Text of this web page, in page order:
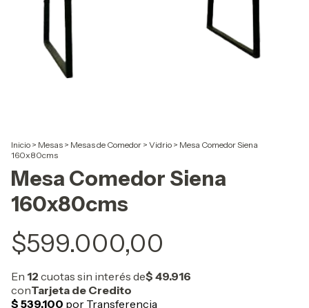
Inicio > Mesas > Mesas de Comedor > Vidrio > Mesa Comedor Siena
160x80cms
Mesa Comedor Siena
160x80cms
$599.000,00